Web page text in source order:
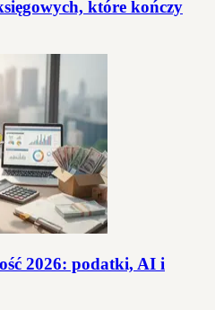
które kończy
2026: podatki, AI i